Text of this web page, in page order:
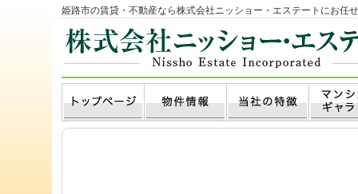
姫路市の賃貸・不動産なら株式会社ニッショー・エステートにお任